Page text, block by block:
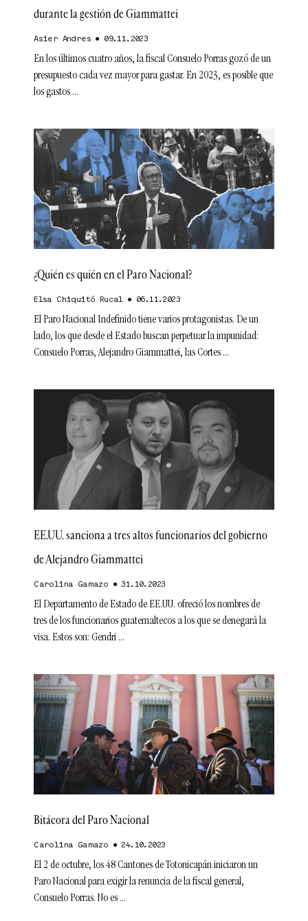
durante la gestión de Giammattei
Asier Andres 09.11.2023
En los últimos cuatro años, la fiscal Consuelo Porras gozó de un
presupuesto cada vez mayor para gastar. En 2023, es posible que
los gastos
¿Quién es quién en el Paro Nacional?
Elsa Chiquitó Rucal 06.11.2023
El Paro Nacional Indefinido tiene varios protagonistas. De un
lado, los que desde el Estado buscan perpetuar la impunidad:
Consuelo Porras, Alejandro Giammattei, las Cortes
EE.UU. sanciona a tres altos funcionarios del gobierno
de Alejandro Giammattei
Carolina Gamazo 31.10.2023
El Departamento de Estado de EE.UU. ofreció los nombres de
tres de los funcionarios guatemaltecos a los que se denegará la
visa. Estos son: Gendri
Bitácora del Paro Nacional
Carolina Gamazo 24.10.2023
El 2 de octubre, los 48 Cantones de Totonicapán iniciaron un
Paro Nacional para exigir la renuncia de la fiscal general,
Consuelo Porras. No es